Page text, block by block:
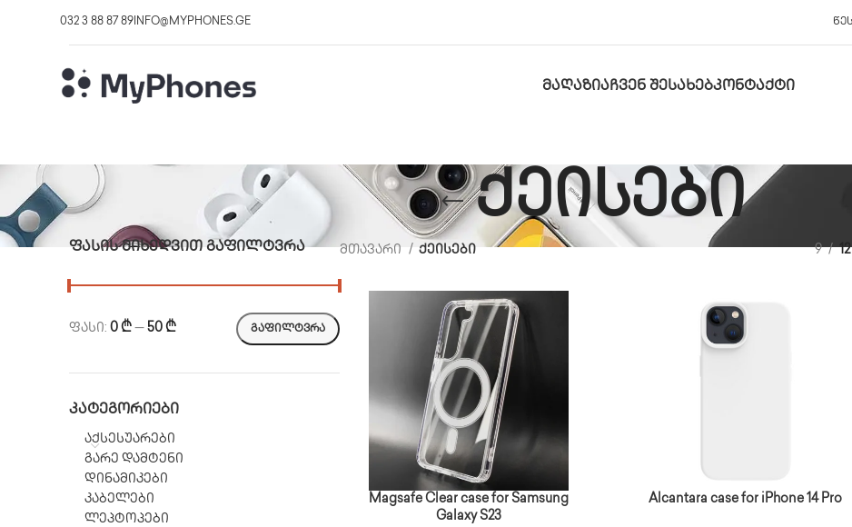
032 3 88 87 89 INFO@MYPHONES.GE
ᲛᲐᲦᲐᲖᲘᲐᲩᲕᲔᲜ ᲨᲔᲡᲐᲮᲔᲑᲙᲝᲜᲢᲐᲥᲢᲘ
ქეისები
ᲤᲐᲡᲘᲡ ᲛᲘᲮᲔᲓᲕᲘᲗ ᲒᲐᲤᲘᲚᲢᲕᲠᲐ
ᲒᲐᲤᲘᲚᲢᲕᲠᲐ
ფასი: 0 ₾ — 50 ₾
ᲙᲐᲢᲔᲒᲝᲠᲘᲔᲑᲘ
აქსესუარები
გარე დამტენი
დინამიკები
კაბელები
ლეპტოპები
მთავარი ქეისები 9 12
Magsafe Clear case for Samsung
Galaxy S23
Alcantara case for iPhone 14 Pro